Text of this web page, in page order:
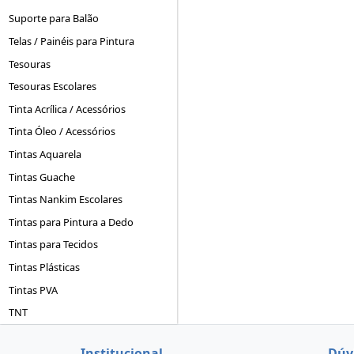
Suporte para Balão
Telas / Painéis para Pintura
Tesouras
Tesouras Escolares
Tinta Acrílica / Acessórios
Tinta Óleo / Acessórios
Tintas Aquarela
Tintas Guache
Tintas Nankim Escolares
Tintas para Pintura a Dedo
Tintas para Tecidos
Tintas Plásticas
Tintas PVA
TNT